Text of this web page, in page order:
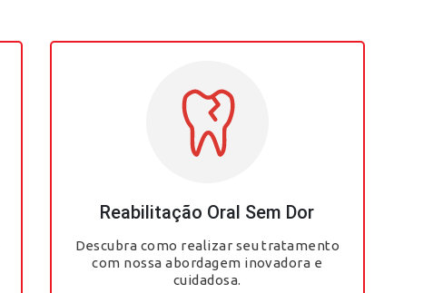
Reabilitação Oral Sem Dor
Descubra como realizar seu tratamento
com nossa abordagem inovadora e
cuidadosa.